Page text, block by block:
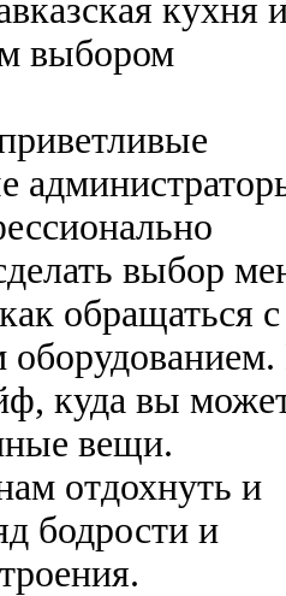
кухня
выбором
выбор
обращаться с
куда вы
вещи.
отдохнуть и
бодрости и